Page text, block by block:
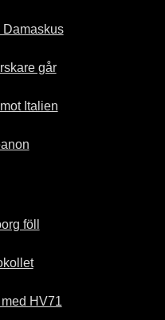
går
Italien
föll
HV71